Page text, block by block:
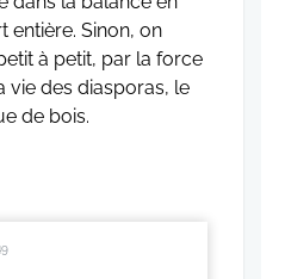
entière. Sinon, on
à petit, par la force
vie des diasporas, le
de bois.